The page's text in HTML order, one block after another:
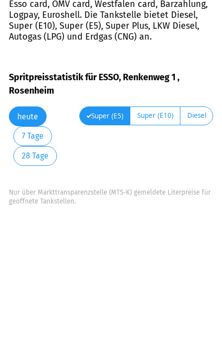
Esso card, OMV card, Westfalen card, Barzahlung,
Logpay, Euroshell. Die Tankstelle bietet Diesel,
Super (E10), Super (E5), Super Plus, LKW Diesel,
Autogas (LPG) und Erdgas (CNG) an.
Spritpreisstatistik für ESSO, Renkenweg 1 ,
Rosenheim
heute
7 Tage
28 Tage
Super (E5) Super (E10) Diesel
Nur über Markttransparenzstelle (MTS-K) gemeldete Literpreise für
geöffnete Tankstellen.